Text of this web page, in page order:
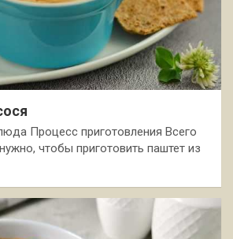
Процесс приготовления Всего
чтобы приготовить паштет из